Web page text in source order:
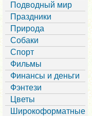
Подводный мир
Праздники
Природа
Собаки
Спорт
Фильмы
Финансы и деньги
Фэнтези
Цветы
Широкоформатные